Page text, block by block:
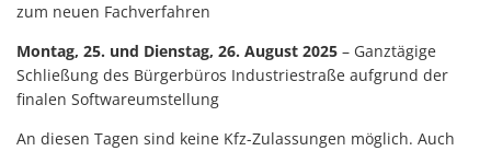
zum neuen Fachverfahren
Montag, 25. und Dienstag, 26. August 2025 – Ganztägige
Schließung des Bürgerbüros Industriestraße aufgrund der
finalen Softwareumstellung
An diesen Tagen sind keine Kfz-Zulassungen möglich. Auch